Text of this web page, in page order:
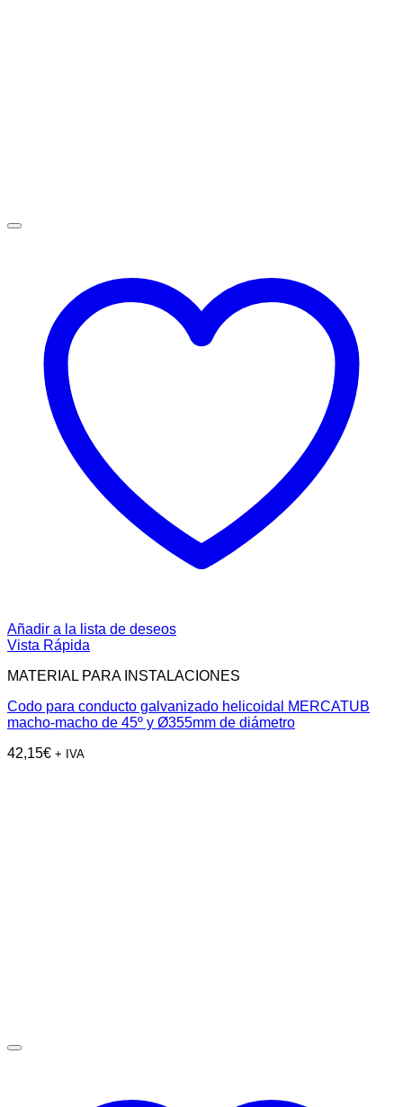
Añadir a la lista de deseos
Vista Rápida
MATERIAL PARA INSTALACIONES
Codo para conducto galvanizado helicoidal MERCATUB
macho-macho de 45º y Ø355mm de diámetro
42,15€ + IVA